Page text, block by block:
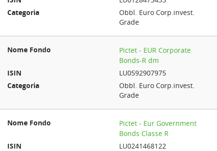
Obbl. Euro Corp.invest.
Grade
Pictet - EUR Corporate
Bonds-R dm
LU0592907975
Obbl. Euro Corp.invest.
Grade
Pictet - Eur Government
Bonds Classe R
LU0241468122